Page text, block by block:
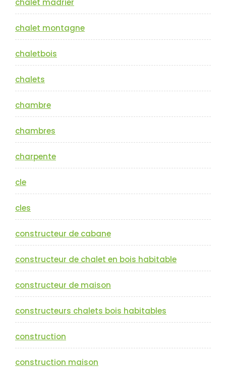
chalet montagne
chaletbois
chalets
chambre
chambres
charpente
cle
cles
constructeur de cabane
constructeur de chalet en bois habitable
constructeur de maison
constructeurs chalets bois habitables
construction
construction maison